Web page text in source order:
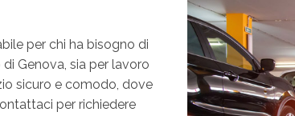
per chi ha bisogno di
Genova, sia per lavoro
sicuro e comodo, dove
per richiedere